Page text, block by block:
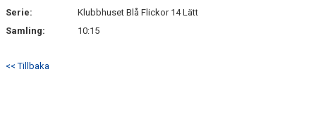
Serie:
Klubbhuset Blå Flickor 14 Lätt
Samling:
10:15
<< Tillbaka